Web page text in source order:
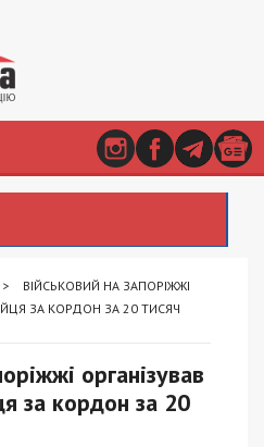
>
ВІЙСЬКОВИЙ НА ЗАПОРІЖЖІ
ЗА КОРДОН ЗА 20 ТИСЯЧ
організував
за кордон за 20